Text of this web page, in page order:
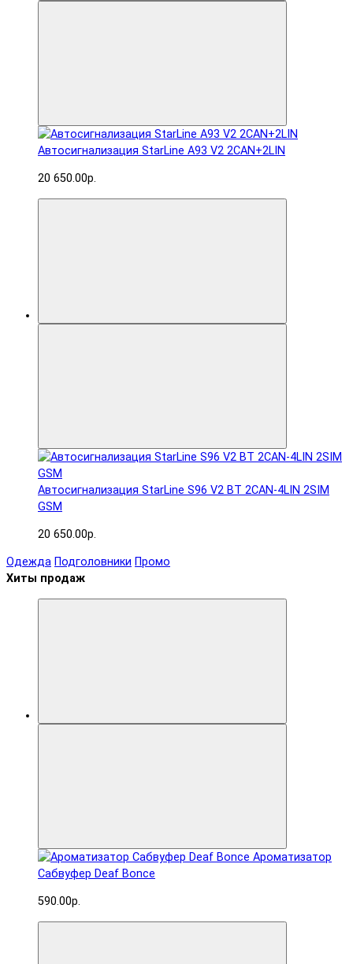
Автосигнализация StarLine A93 V2 2CAN+2LIN
20 650.00р.
Автосигнализация StarLine S96 V2 BT 2CAN-4LIN 2SIM
GSM
20 650.00р.
Одежда Подголовники Промо
Хиты продаж
Ароматизатор
Сабвуфер Deaf Bonce
590.00р.